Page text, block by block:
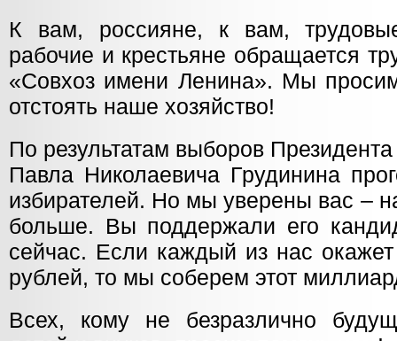
К вам, россияне, к вам,
рабочие и крестьяне обращается
«Совхоз имени Ленина». Мы
отстоять наше хозяйство!
По результатам выборов
Павла Николаевича Грудинина
избирателей. Но мы уверены вас –
больше. Вы поддержали его
сейчас. Если каждый из нас
рублей, то мы соберем этот
Всех, кому не безразлично